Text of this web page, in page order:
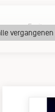
Freitag,
vergangenen